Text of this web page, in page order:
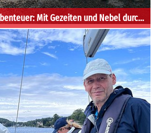
Ein Hauch von Abenteuer: Mit Gezeiten und Nebel durch die Nördliche Bretagne und die Kanalinseln